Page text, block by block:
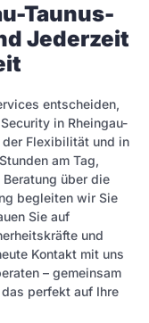
Taunus-
Jederzeit
entscheiden,
in Rheingau-
der Flexibilität und in
am Tag,
über die
begleiten wir Sie
Sie auf
und
Kontakt mit uns
– gemeinsam
perfekt auf Ihre